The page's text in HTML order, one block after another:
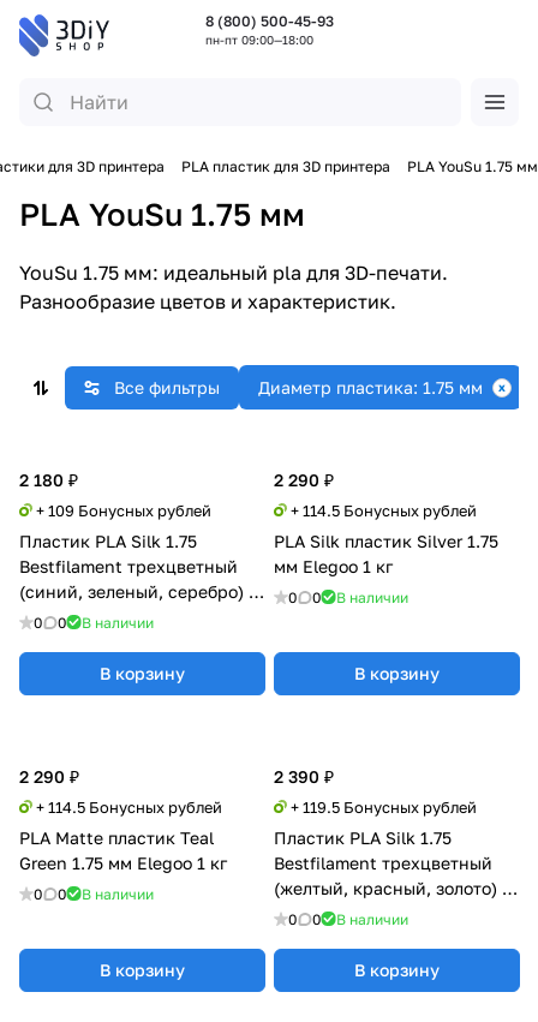
8 (800) 500-45-93
пн-пт 09:00—18:00
для 3D принтера PLA пластик для 3D принтера PLA YouSu 1.75 мм
PLA YouSu 1.75 мм
YouSu 1.75 мм: идеальный pla для 3D-печати.
Разнообразие цветов и характеристик.
Все фильтры Диаметр пластика: 1.75 мм
2 180 ₽
+ 109 Бонусных рублей
Пластик PLA Silk 1.75
Bestfilament трехцветный
(синий, зеленый, серебро) 1
кг0 0 В наличии
В корзину
2 290 ₽
+ 114.5 Бонусных рублей
PLA Silk пластик Silver 1.75
мм Elegoo 1 кг
0 0 В наличии
В корзину
2 290 ₽
+ 114.5 Бонусных рублей
PLA Matte пластик Teal
Green 1.75 мм Elegoo 1 кг
0 0 В наличии
В корзину
2 390 ₽
+ 119.5 Бонусных рублей
Пластик PLA Silk 1.75
Bestfilament трехцветный
(желтый, красный, золото) 1
кг0 0 В наличии
В корзину